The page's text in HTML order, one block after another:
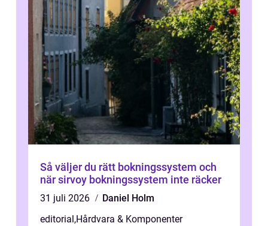
Så väljer du rätt bokningssystem och
när sirvoy bokningssystem inte räcker
31 juli 2026
Daniel Holm
editorial,Hårdvara & Komponenter